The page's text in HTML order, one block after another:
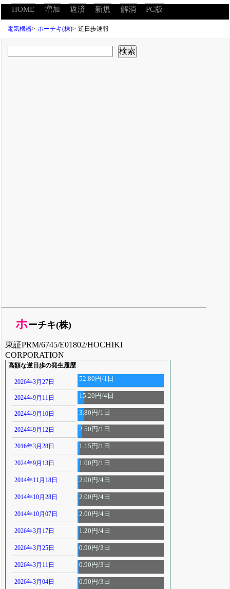
HOME 増加 返済 新規 解消 PC版
電気機器> ホーチキ(株)> 逆日歩速報
ホーチキ(株)
東証PRM/6745/E01802/HOCHIKI
CORPORATION
高額な逆日歩の発生履歴
2026年3月27日 52.80円/1日
2024年9月11日 15.20円/4日
2024年9月10日 3.80円/1日
2024年9月12日 2.50円/1日
2016年3月28日 1.15円/1日
2024年9月13日 1.00円/1日
2014年11月18日 2.00円/4日
2014年10月28日 2.00円/4日
2014年10月07日 2.00円/4日
2026年3月17日 1.20円/4日
2026年3月25日 0.90円/3日
2026年3月11日 0.90円/3日
2026年3月04日 0.90円/3日